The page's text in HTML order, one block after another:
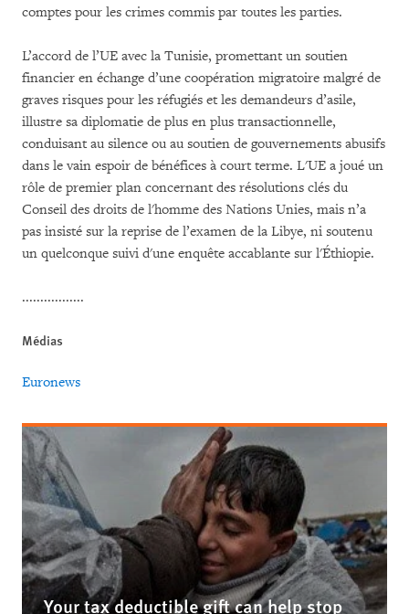
comptes pour les crimes commis par toutes les parties.
L’accord de l’UE avec la Tunisie, promettant un soutien
financier en échange d’une coopération migratoire malgré de
graves risques pour les réfugiés et les demandeurs d’asile,
illustre sa diplomatie de plus en plus transactionnelle,
conduisant au silence ou au soutien de gouvernements abusifs
dans le vain espoir de bénéfices à court terme. L'UE a joué un
rôle de premier plan concernant des résolutions clés du
Conseil des droits de l'homme des Nations Unies, mais n’a
pas insisté sur la reprise de l’examen de la Libye, ni soutenu
un quelconque suivi d'une enquête accablante sur l'Éthiopie.
.................
Médias
Euronews
Your tax deductible gift can help stop